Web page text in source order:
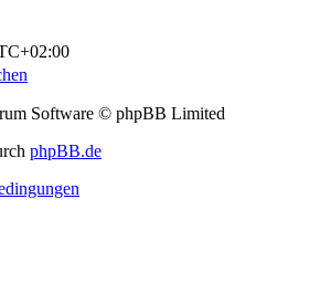
Software © phpBB Limited
phpBB.de